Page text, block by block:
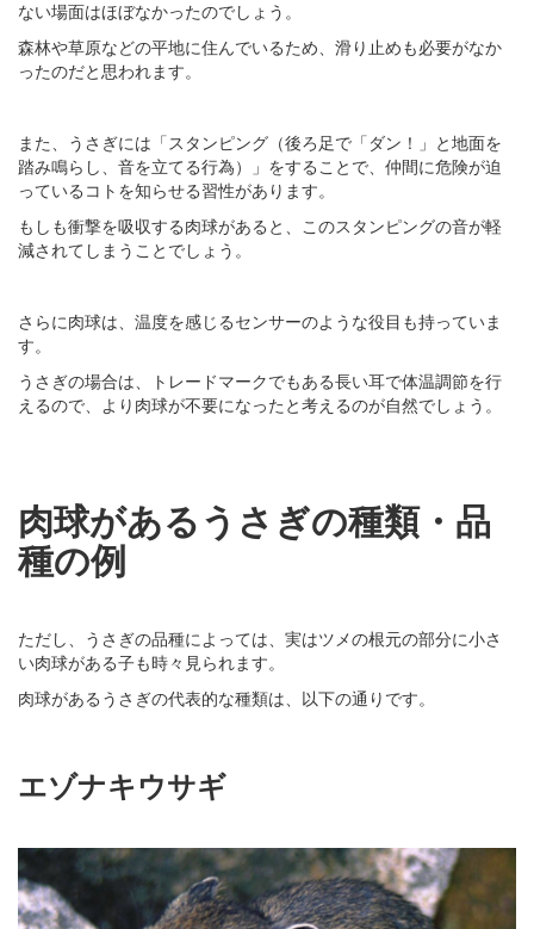
ない場面はほぼなかったのでしょう。
森林や草原などの平地に住んでいるため、滑り止めも必要がなか
ったのだと思われます。
また、うさぎには「スタンピング（後ろ足で「ダン！」と地面を
踏み鳴らし、音を立てる行為）」をすることで、仲間に危険が迫
っているコトを知らせる習性があります。
もしも衝撃を吸収する肉球があると、このスタンピングの音が軽
減されてしまうことでしょう。
さらに肉球は、温度を感じるセンサーのような役目も持っていま
す。
うさぎの場合は、トレードマークでもある長い耳で体温調節を行
えるので、より肉球が不要になったと考えるのが自然でしょう。
肉球があるうさぎの種類・品
種の例
ただし、うさぎの品種によっては、実はツメの根元の部分に小さ
い肉球がある子も時々見られます。
肉球があるうさぎの代表的な種類は、以下の通りです。
エゾナキウサギ